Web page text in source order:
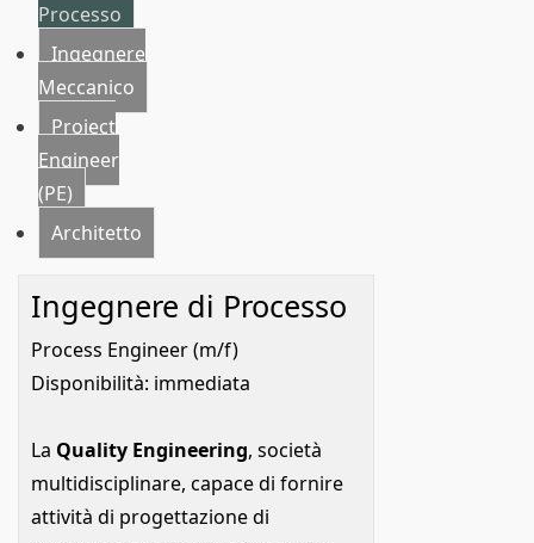
Processo
Ingegnere
Meccanico
Project
Engineer
(PE)
Architetto
Ingegnere di Processo
Process Engineer (m/f)
Disponibilità: immediata
La Quality Engineering, società
multidisciplinare, capace di fornire
attività di progettazione di